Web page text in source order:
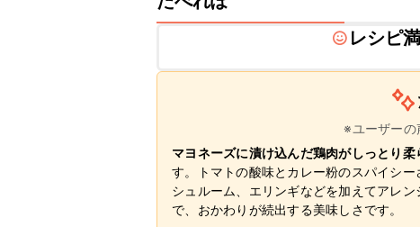
レシピ
※ユーザーの
マヨネーズに漬け込んだ鶏肉がしっとり柔
す。トマトの酸味とカレー粉のスパイシー
シュルーム、エリンギなどを加えてアレ
で、おかわりが続出する美味しさです。